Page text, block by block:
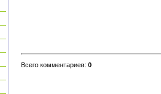
Всего комментариев: 0